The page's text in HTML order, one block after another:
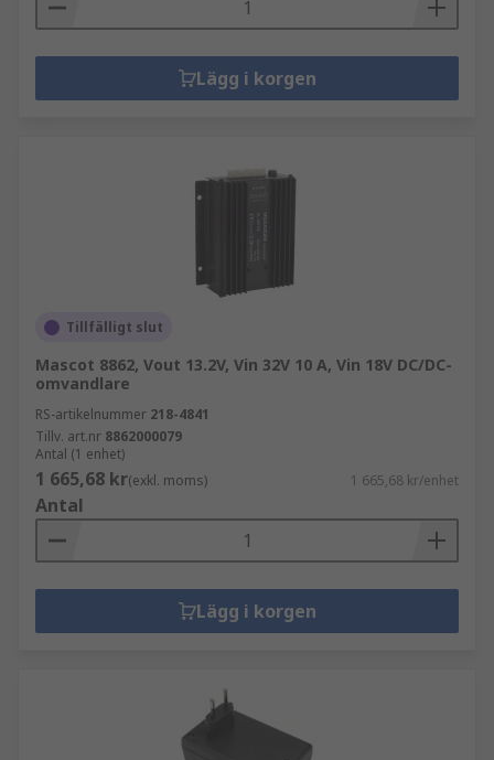
Lägg i korgen
Tillfälligt slut
Mascot 8862, Vout 13.2V, Vin 32V 10 A, Vin 18V DC/DC-
omvandlare
RS-artikelnummer 218-4841
Tillv. art.nr 8862000079
Antal (1 enhet)
1 665,68 kr(exkl. moms) 1 665,68 kr/enhet
Antal
Lägg i korgen